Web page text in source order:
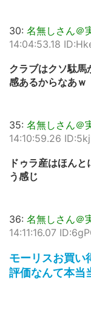
30: 名無しさん＠
14:04:53.18
クラブはクソ駄馬
感あるからなあｗ
35: 名無しさん＠
14:10:59.26
ドゥラ産はほん
う感じ
36: 名無しさん＠
14:11:16.07
モーリスお買い
評価なんて本当